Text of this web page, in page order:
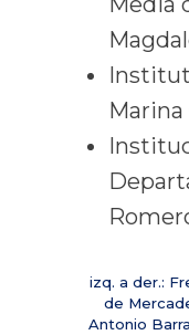
izq. a der.:
de
Antonio